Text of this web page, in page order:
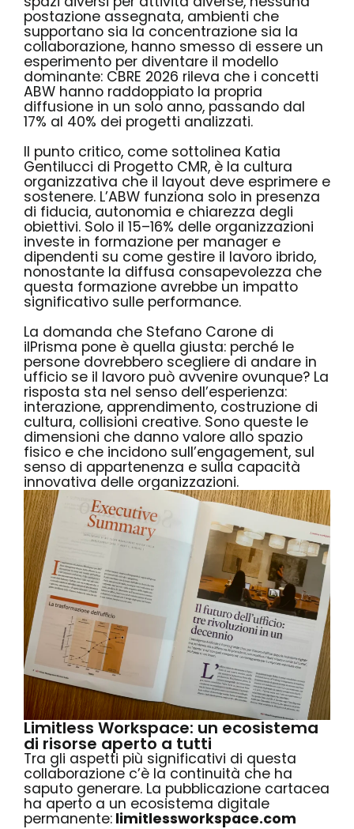
postazione assegnata, ambienti che
supportano sia la concentrazione sia la
collaborazione, hanno smesso di essere un
esperimento per diventare il modello
dominante: CBRE 2026 rileva che i concetti
ABW hanno raddoppiato la propria
diffusione in un solo anno, passando dal
17% al 40% dei progetti analizzati.
Il punto critico, come sottolinea Katia
Gentilucci di Progetto CMR, è la cultura
organizzativa che il layout deve esprimere e
sostenere. L’ABW funziona solo in presenza
di fiducia, autonomia e chiarezza degli
obiettivi. Solo il 15–16% delle organizzazioni
investe in formazione per manager e
dipendenti su come gestire il lavoro ibrido,
nonostante la diffusa consapevolezza che
questa formazione avrebbe un impatto
significativo sulle performance.
La domanda che Stefano Carone di
ilPrisma pone è quella giusta: perché le
persone dovrebbero scegliere di andare in
ufficio se il lavoro può avvenire ovunque? La
risposta sta nel senso dell’esperienza:
interazione, apprendimento, costruzione di
cultura, collisioni creative. Sono queste le
dimensioni che danno valore allo spazio
fisico e che incidono sull’engagement, sul
senso di appartenenza e sulla capacità
innovativa delle organizzazioni.
Limitless Workspace: un ecosistema
di risorse aperto a tutti
Tra gli aspetti più significativi di questa
collaborazione c’è la continuità che ha
saputo generare. La pubblicazione cartacea
ha aperto a un ecosistema digitale
permanente: limitlessworkspace.com